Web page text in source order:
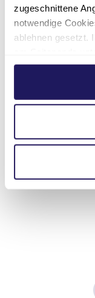
zugeschnittene
notwendige
ablehnen gesetzt.
Weitere
Mehr